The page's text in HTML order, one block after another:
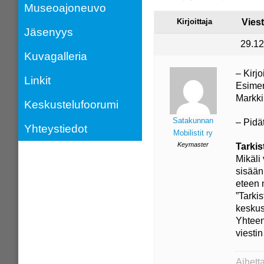
Museoajoneuvo
Jäsenyys
Kuvagalleria
Linkit
Keskustelufoorumi
Yhteystiedot
Kirjoittaja
Satakunnan
Mobilistit ry
Keymaster
–
–
Mikäli
eteen